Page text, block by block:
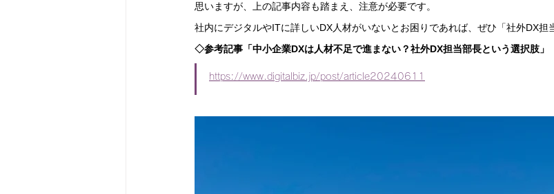
思いますが、上の記事内容も踏まえ、注意が必要です。
社内にデジタルやITに詳しいDX人材がいないとお困りであれば、ぜひ「社外DX担
◇参考記事「中小企業DXは人材不足で進まない？社外DX担当部長という選択肢」
https://www.digitalbiz.jp/post/article20240611